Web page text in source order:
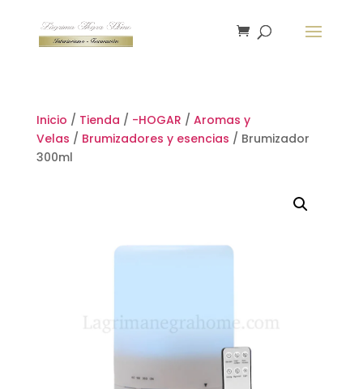
Inicio / Tienda / -HOGAR / Aromas y
Velas / Brumizadores y esencias / Brumizador
300ml